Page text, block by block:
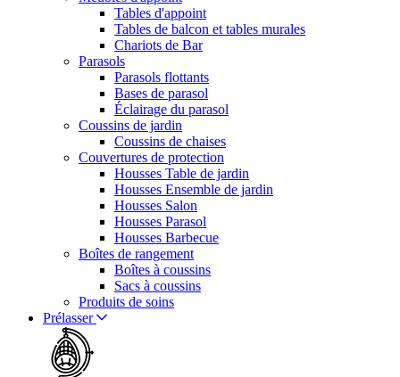
Tables d'appoint
Tables de balcon et tables murales
Chariots de Bar
Parasols
Parasols flottants
Bases de parasol
Éclairage du parasol
Coussins de jardin
Coussins de chaises
Couvertures de protection
Housses Table de jardin
Housses Ensemble de jardin
Housses Salon
Housses Parasol
Housses Barbecue
Boîtes de rangement
Boîtes à coussins
Sacs à coussins
Produits de soins
Prélasser